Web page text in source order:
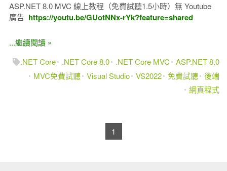
ASP.NET 8.0 MVC 線上教程（免費試聽1.5小時）無 Youtube
廣告 https://youtu.be/GUotNNx-rYk?feature=shared
...繼續閱讀 »
.NET Core
.NET Core 8.0 .NET Core MVC
ASP.NET 8.0
MVC免費試聽 Visual Studio VS2022 免費試聽 後端
網頁程式
1